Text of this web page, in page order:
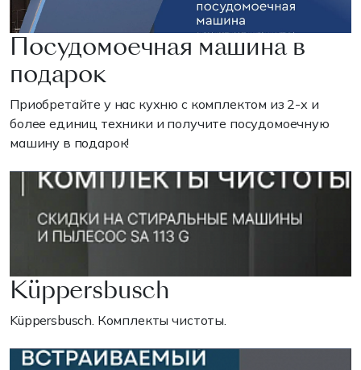
Посудомоечная машина в
подарок
Приобретайте у нас кухню с комплектом из 2-х и
более единиц техники и получите посудомоечную
машину в подарок!
Küppersbusch
Küppersbusch. Комплекты чистоты.